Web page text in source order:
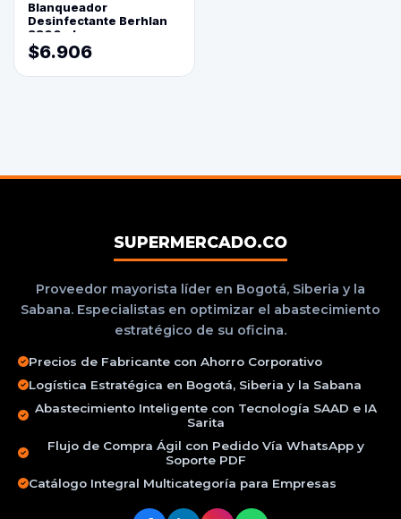
Blanqueador
Desinfectante Berhlan
3800ml
$6.906
SUPERMERCADO.CO
Proveedor mayorista líder en Bogotá, Siberia y la
Sabana. Especialistas en optimizar el abastecimiento
estratégico de su oficina.
Precios de Fabricante con Ahorro Corporativo
Logística Estratégica en Bogotá, Siberia y la Sabana
Abastecimiento Inteligente con Tecnología SAAD e IA
Sarita
Flujo de Compra Ágil con Pedido Vía WhatsApp y
Soporte PDF
Catálogo Integral Multicategoría para Empresas